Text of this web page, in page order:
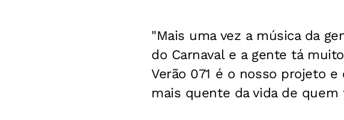
"Mais uma vez a música da
do Carnaval e a gente tá
Verão 071 é o nosso projeto e
mais quente da vida de